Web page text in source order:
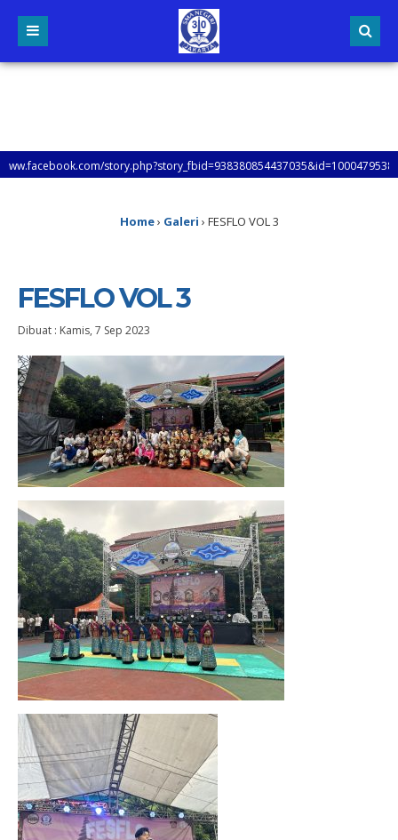
Home› Galeri › FESFLO VOL 3
FESFLO VOL 3
Dibuat : Kamis, 7 Sep 2023